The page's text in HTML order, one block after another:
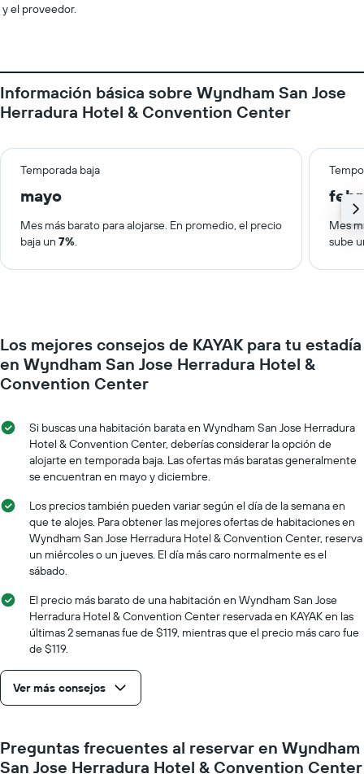
y el proveedor.
Información básica sobre Wyndham San Jose
Herradura Hotel & Convention Center
Temporada baja
mayo
Mes más barato para alojarse. En promedio, el precio
baja un 7%.
Mes
sube
Los mejores consejos de KAYAK para tu estadía
en Wyndham San Jose Herradura Hotel &
Convention Center
Si buscas una habitación barata en Wyndham San Jose Herradura
Hotel & Convention Center, deberías considerar la opción de
alojarte en temporada baja. Las ofertas más baratas generalmente
se encuentran en mayo y diciembre.
Los precios también pueden variar según el día de la semana en
que te alojes. Para obtener las mejores ofertas de habitaciones en
Wyndham San Jose Herradura Hotel & Convention Center, reserva
un miércoles o un jueves. El día más caro normalmente es el
sábado.
El precio más barato de una habitación en Wyndham San Jose
Herradura Hotel & Convention Center reservada en KAYAK en las
últimas 2 semanas fue de $119, mientras que el precio más caro fue
de $119.
Ver más consejos
Preguntas frecuentes al reservar en Wyndham
San Jose Herradura Hotel & Convention Center